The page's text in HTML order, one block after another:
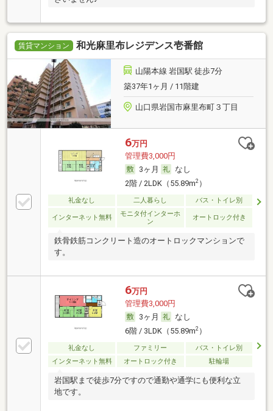
賃貸マンション 和光麻里布レジデンス壱番館
山陽本線 岩国駅 徒歩7分
築37年1ヶ月 / 11階建
山口県岩国市麻里布町３丁目
6万円
管理費3,000円
3ヶ月
なし
2階 / 2LDK（55.89m2）
礼金なし 二人暮らし バス・トイレ別
インターネット無料
モニタ付インターホ
ン
オートロック付き
鉄骨鉄筋コンクリート造のオートロックマンションで
す。
6万円
管理費3,000円
3ヶ月
なし
6階 / 3LDK（55.89m2）
礼金なし ファミリー
バス・トイレ別
インターネット無料
オートロック付き 駐輪場
岩国駅まで徒歩7分ですので通勤や通学にも便利な立
地です。